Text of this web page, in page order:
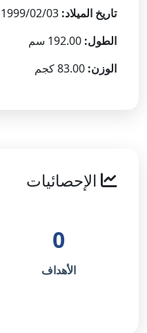
تاريخ الميلاد:
الطول:
الوزن:
الإحصائيات
0
الأهداف